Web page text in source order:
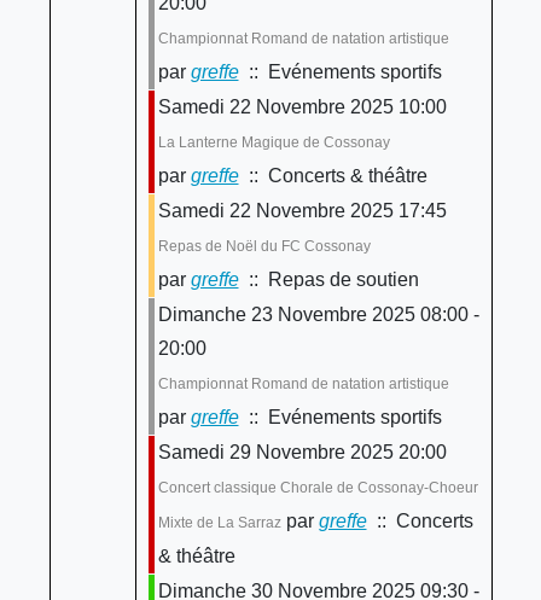
Championnat Romand de natation artistique
par greffe:: Evénements sportifs
Samedi 22 Novembre 2025 10:00
La Lanterne Magique de Cossonay
par greffe:: Concerts & théâtre
Samedi 22 Novembre 2025 17:45
Repas de Noël du FC Cossonay
par greffe:: Repas de soutien
Dimanche 23 Novembre 2025 08:00 -
20:00
Championnat Romand de natation artistique
par greffe:: Evénements sportifs
Samedi 29 Novembre 2025 20:00
Concert classique Chorale de Cossonay-Choeur
Mixte de La Sarrazpar greffe:: Concerts
& théâtre
Dimanche 30 Novembre 2025 09:30 -